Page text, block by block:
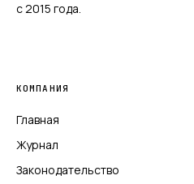
с 2015 года.
КОМПАНИЯ
Главная
Журнал
Законодательство